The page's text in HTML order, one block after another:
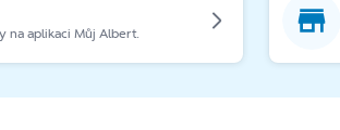
na aplikaci Můj Albert.